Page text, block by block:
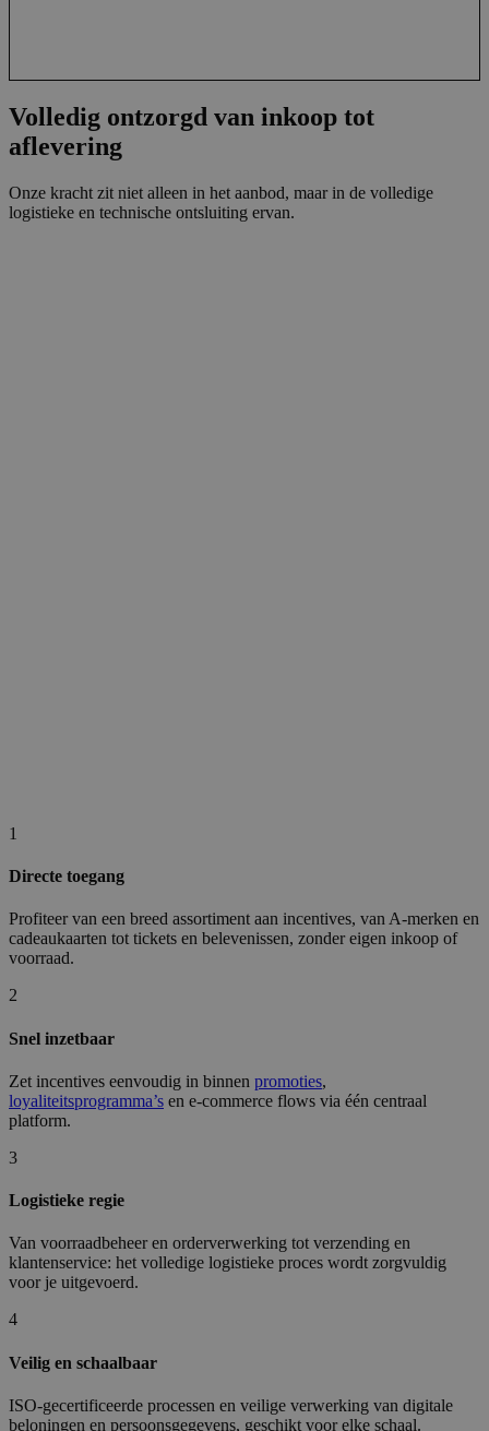
Volledig ontzorgd van inkoop tot
aflevering
Onze kracht zit niet alleen in het aanbod, maar in de volledige
logistieke en technische ontsluiting ervan.
1
Directe toegang
Profiteer van een breed assortiment aan incentives, van A-merken en
cadeaukaarten tot tickets en belevenissen, zonder eigen inkoop of
voorraad.
2
Snel inzetbaar
Zet incentives eenvoudig in binnen promoties,
loyaliteitsprogramma’s en e‑commerce flows via één centraal
platform.
3
Logistieke regie
Van voorraadbeheer en orderverwerking tot verzending en
klantenservice: het volledige logistieke proces wordt zorgvuldig
voor je uitgevoerd.
4
Veilig en schaalbaar
ISO-gecertificeerde processen en veilige verwerking van digitale
beloningen en persoonsgegevens, geschikt voor elke schaal.